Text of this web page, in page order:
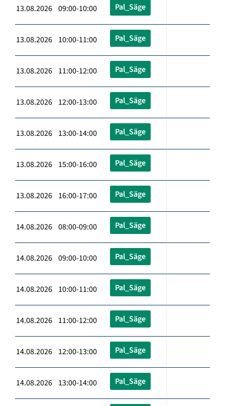
13.08.2026 09:00-10:00 Pal_Säge
13.08.2026 10:00-11:00 Pal_Säge
13.08.2026 11:00-12:00 Pal_Säge
13.08.2026 12:00-13:00 Pal_Säge
13.08.2026 13:00-14:00 Pal_Säge
13.08.2026 15:00-16:00 Pal_Säge
13.08.2026 16:00-17:00 Pal_Säge
14.08.2026 08:00-09:00 Pal_Säge
14.08.2026 09:00-10:00 Pal_Säge
14.08.2026 10:00-11:00 Pal_Säge
14.08.2026 11:00-12:00 Pal_Säge
14.08.2026 12:00-13:00 Pal_Säge
14.08.2026 13:00-14:00 Pal_Säge